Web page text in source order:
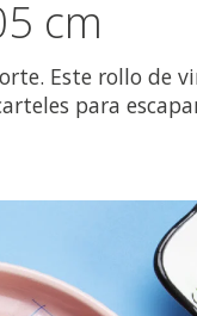
cm
Este rollo de
para